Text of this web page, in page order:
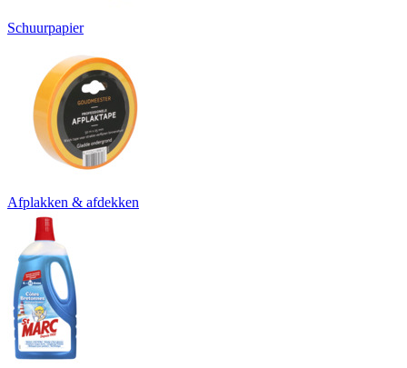
Schuurpapier
Afplakken & afdekken